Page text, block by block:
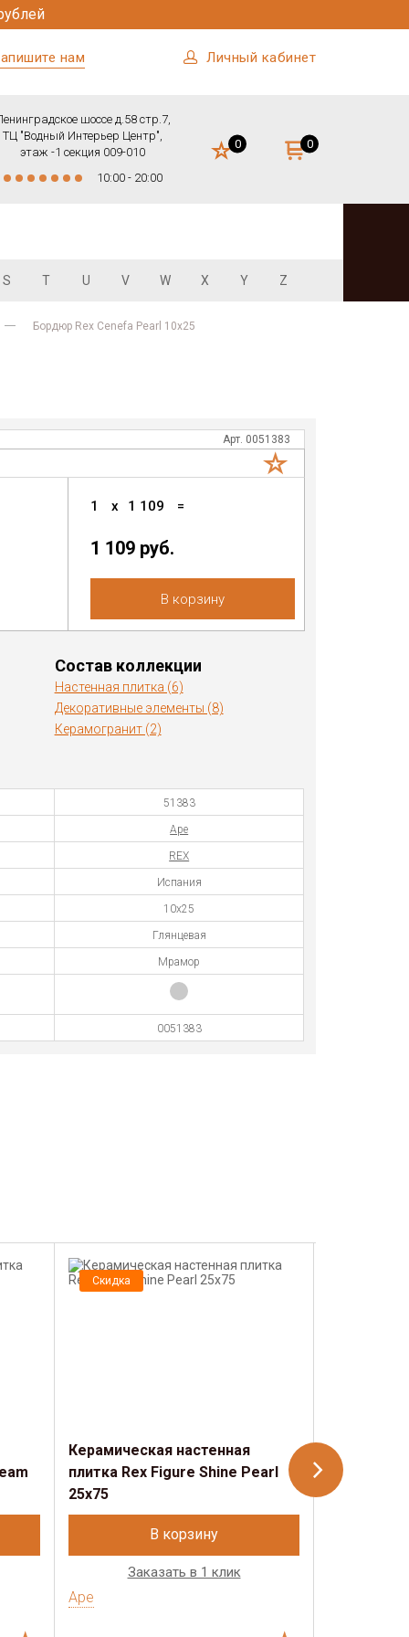
нам Личный кабинет
шоссе д.58 стр.7,
ТЦ "Водный Интерьер Центр",
этаж -1 секция 009-010
10:00 - 20:00
0 0
S T U V W X Y Z
Бордюр Rex Cenefa Pearl 10x25
Арт. 0051383
1 x 1 109 =
1 109 руб.
В корзину
Состав коллекции
Настенная плитка (6)
Декоративные элементы (8)
Керамогранит (2)
51383
Ape
REX
Испания
10x25
Глянцевая
Мрамор
0051383
Скидка
Керамическая настенная
плитка Rex Figure Shine Pearl
25x75
В корзину
Заказать в 1 клик
Ape
плитка
Cream